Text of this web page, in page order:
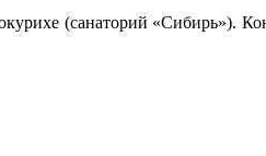
(санаторий «Сибирь»).